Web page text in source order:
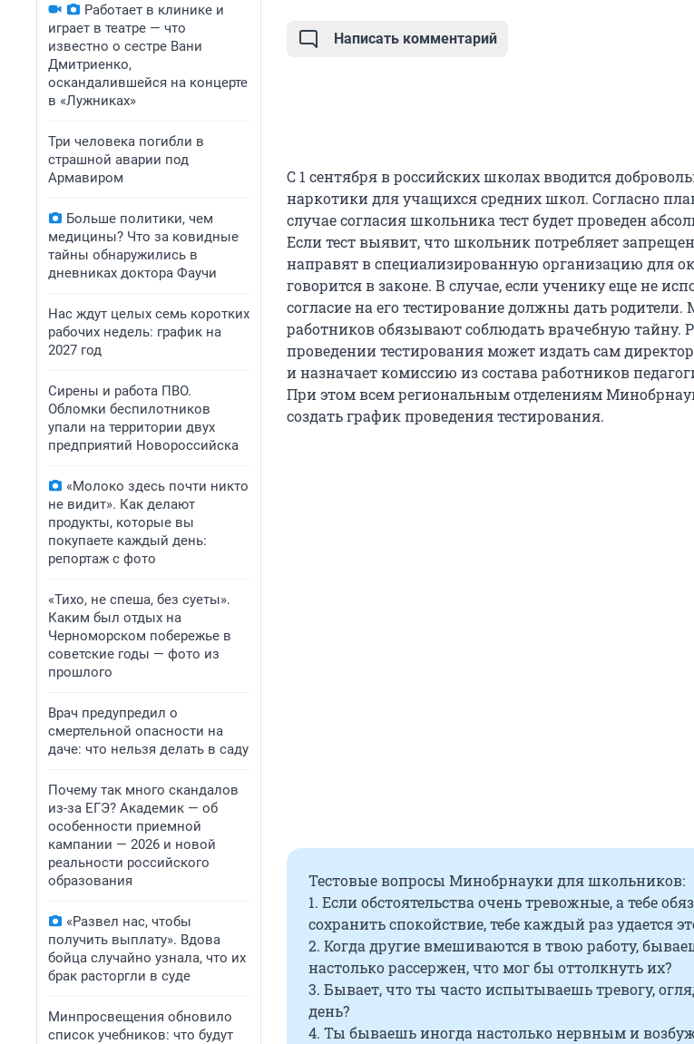
Работает в клинике и
играет в театре — что
известно о сестре Вани
Дмитриенко,
оскандалившейся на концерте
в «Лужниках»
Три человека погибли в
страшной аварии под
Армавиром
Больше политики, чем
медицины? Что за ковидные
тайны обнаружились в
дневниках доктора Фаучи
Нас ждут целых семь коротких
рабочих недель: график на
2027 год
Сирены и работа ПВО.
Обломки беспилотников
упали на территории двух
предприятий Новороссийска
«Молоко здесь почти никто
не видит». Как делают
продукты, которые вы
покупаете каждый день:
репортаж с фото
«Тихо, не спеша, без суеты».
Каким был отдых на
Черноморском побережье в
советские годы — фото из
прошлого
Врач предупредил о
смертельной опасности на
даче: что нельзя делать в саду
Почему так много скандалов
из-за ЕГЭ? Академик — об
особенности приемной
кампании — 2026 и новой
реальности российского
образования
«Развел нас, чтобы
получить выплату». Вдова
бойца случайно узнала, что их
брак расторгли в суде
Минпросвещения обновило
список учебников: что будут
Написать комментарий
С 1 сентября в российских школах вводится
наркотики для учащихся средних школ. Согласно
случае согласия школьника тест будет проведен
Если тест выявит, что школьник потребляет
направят в специализированную организацию для
говорится в законе. В случае, если ученику еще не
согласие на его тестирование должны дать
работников обязывают соблюдать врачебную тайну.
проведении тестирования может издать сам
и назначает комиссию из состава работников
При этом всем региональным отделениям
создать график проведения тестирования.
Тестовые вопросы Минобрнауки для школьников:
1. Если обстоятельства очень тревожные, а тебе
сохранить спокойствие, тебе каждый раз удается
2. Когда другие вмешиваются в твою работу,
настолько рассержен, что мог бы оттолкнуть их?
3. Бывает, что ты часто испытываешь тревогу,
день?
4. Ты бываешь иногда настолько нервным и